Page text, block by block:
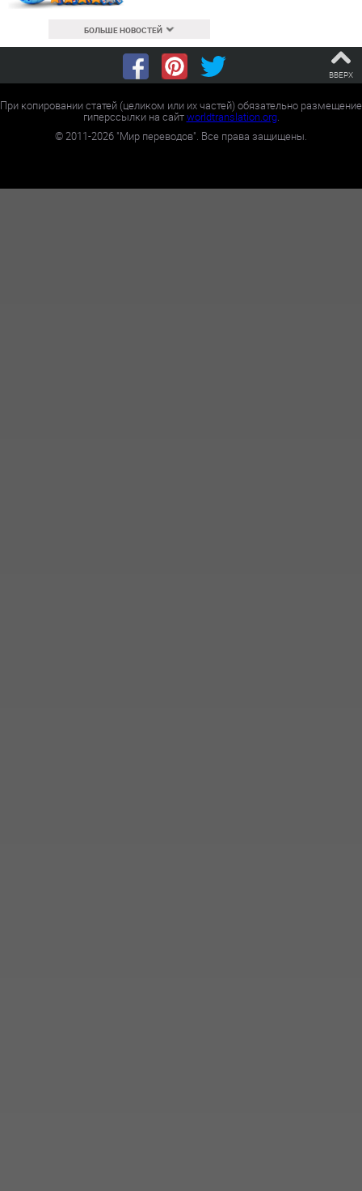
БОЛЬШЕ НОВОСТЕЙ
ВВЕРХ
При копировании статей (целиком или их частей) обязательно размещение
гиперссылки на сайтworldtranslation.org.
©2011-2026 "Мир переводов". Все права защищены.